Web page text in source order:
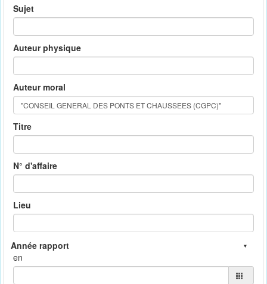
Sujet
Auteur physique
Auteur moral
Titre
N° d'affaire
Lieu
en